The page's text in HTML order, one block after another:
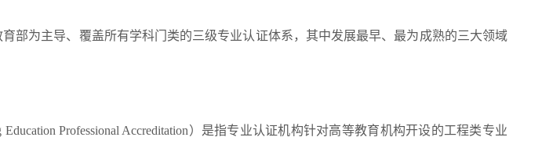
部为主导、覆盖所有学科门类的三级专业认证体系，其中发展最早、最为成熟的三大领域
Professional Accreditation）是指专业认证机构针对高等教育机构开设的工程类专业